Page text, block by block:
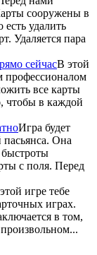
сооружены в
удалить
Удаляется пара
В этой
профессионалом
все карты
чтобы в каждой
Игра будет
пасьянса. Она
быстроты
с поля. Перед
игре тебе
играх.
в том,